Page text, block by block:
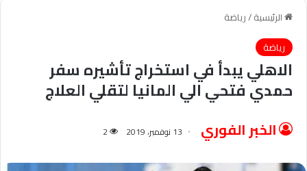
الرئيسية/رياضة
رياضة
الاهلي يبدأ في استخراج تأشيره سفر
حمدي فتحي الي المانيا لتقلي العلاج
الخبر الفوري 13 نوفمبر، 2019 2